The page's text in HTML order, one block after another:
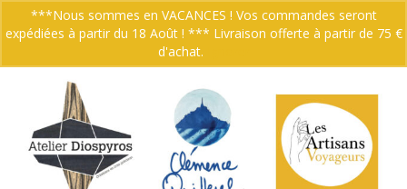
Votre panier 0.00€
***Nous sommes en VACANCES ! Vos commandes seront
expédiées à partir du 18 Août ! *** Livraison offerte à partir de 75 €
d'achat.